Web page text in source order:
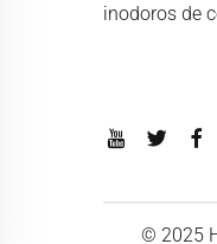
inodoros de
© 2025